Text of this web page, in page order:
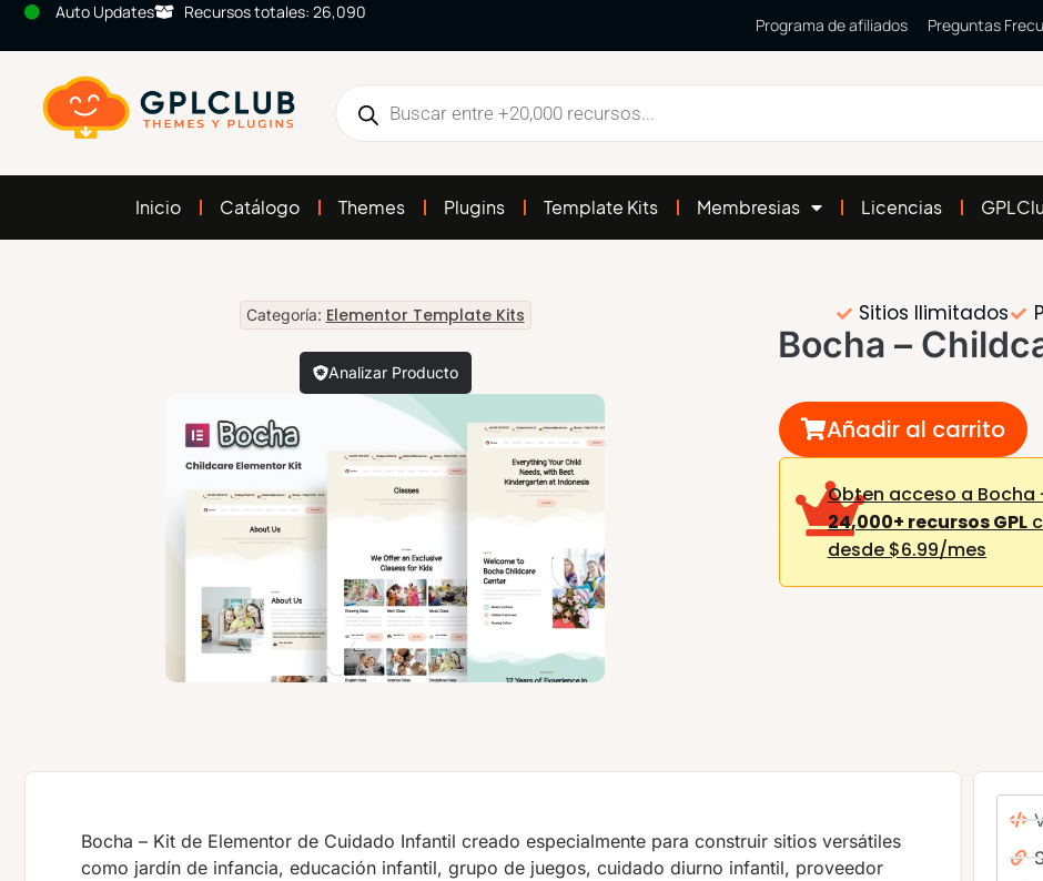
Auto Updates Recursos totales: 26,090
Programa de afiliados Preguntas
Inicio Catálogo Themes Plugins Template Kits Membresias Licencias
Categoría: Elementor Template Kits
Analizar Producto
Sitios Ilimitados
Bocha –
Añadir al carrito
Obten acceso a Bocha
24,000+ recursos GPL
desde $6.99/mes
Bocha – Kit de Elementor de Cuidado Infantil creado especialmente para construir sitios versátiles
como jardín de infancia, educación infantil, grupo de juegos, cuidado diurno infantil, proveedor